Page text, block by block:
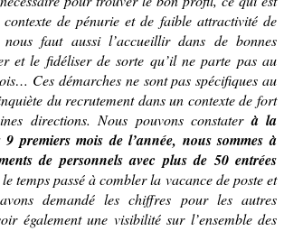
de pénurie et de faible attractivité de
faut aussi l’accueillir dans de bonnes
et le fidéliser de sorte qu’il ne parte pas au
Ces démarches ne sont pas spécifiques au
du recrutement dans un contexte de fort
directions. Nous pouvons constaterà la
premiers mois de l’année, nous sommes à
de personnels avec plus de 50 entrées
temps passé à combler la vacance de poste et
demandé les chiffres pour les autres
également une visibilité sur l’ensemble des